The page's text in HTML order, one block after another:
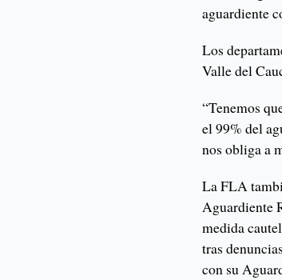
aguardiente
Los
Valle del
“Tenemos
el 99% del
nos obliga a
La FLA
Aguardiente
medida
tras
con su